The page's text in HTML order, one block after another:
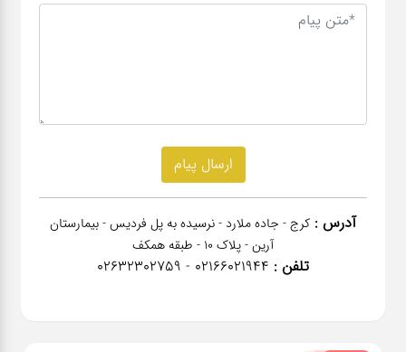
آدرس : کرج - جاده ملارد - نرسیده به پل فردیس - بیمارستان
آرین - پلاک 10 - طبقه همکف
تلفن : 02166021944 - 02632302759